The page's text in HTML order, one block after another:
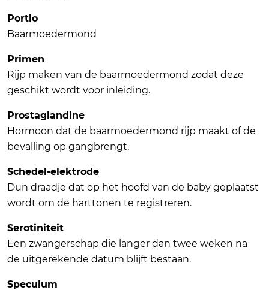
Portio
Baarmoedermond
Primen
Rijp maken van de baarmoedermond zodat deze
geschikt wordt voor inleiding.
Prostaglandine
Hormoon dat de baarmoedermond rijp maakt of de
bevalling op gangbrengt.
Schedel-elektrode
Dun draadje dat op het hoofd van de baby geplaatst
wordt om de harttonen te registreren.
Serotiniteit
Een zwangerschap die langer dan twee weken na
de uitgerekende datum blijft bestaan.
Speculum